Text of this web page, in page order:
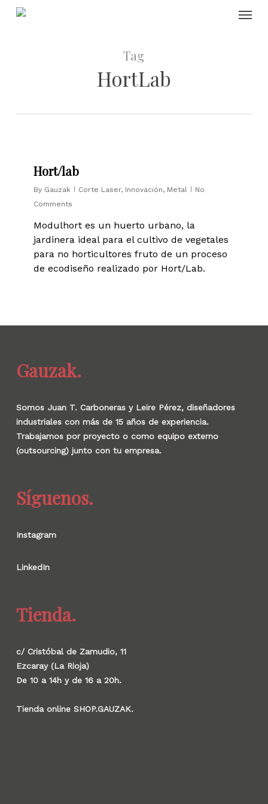
Skip
Tag
HortLab
Hort/lab
By Gauzak Corte Laser, Innovación, Metal
No
Comments
Modulhort es un huerto urbano, la
jardinera ideal para el cultivo de vegetales
para no horticultores fruto de un proceso
de ecodiseño realizado por Hort/Lab.
Gauzak.
Somos Juan T. Carboneras y Leire Pérez, diseñadores
industriales con más de 15 años de experiencia.
Trabajamos por proyecto o como equipo externo
(outsourcing) junto con tu empresa.
Síguenos.
Instagram
LinkedIn
Tienda.
c/ Cristóbal de Zamudio, 11
Ezcaray (La Rioja)
De 10 a 14h y de 16 a 20h.
Tienda online SHOP.GAUZAK.